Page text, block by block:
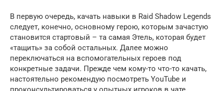
В первую очередь, качать навыки в Raid Shadow Legends
следует, конечно, основному герою, которым зачастую
становится стартовый – та самая Этель, которая будет
«тащить» за собой остальных. Далее можно
переключаться на вспомогательных героев под
конкретные задачи. Прежде чем кому-то что-то качать,
настоятельно рекомендую посмотреть YouTube и